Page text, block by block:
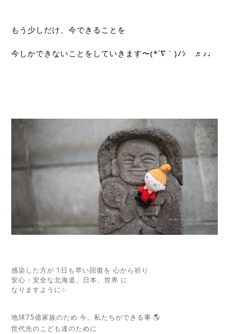
もう少しだけ、今できることを
今しかできないことをしていきます〜(*´∇｀)ﾉｼ　♬♪♩
感染した方が 1日も早い回復を 心から祈り
安心・安全な北海道、日本、世界 に
なりますように✨
地球75億家族のため 今、私たちができる事 🌎
世代先のこども達のために